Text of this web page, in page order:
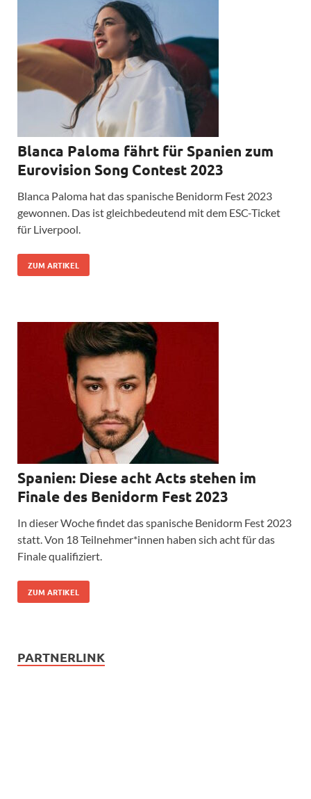
Blanca Paloma fährt für Spanien zum
Eurovision Song Contest 2023
Blanca Paloma hat das spanische Benidorm Fest 2023
gewonnen. Das ist gleichbedeutend mit dem ESC-Ticket
für Liverpool.
ZUM ARTIKEL
Spanien: Diese acht Acts stehen im
Finale des Benidorm Fest 2023
In dieser Woche findet das spanische Benidorm Fest 2023
statt. Von 18 Teilnehmer*innen haben sich acht für das
Finale qualifiziert.
ZUM ARTIKEL
PARTNERLINK